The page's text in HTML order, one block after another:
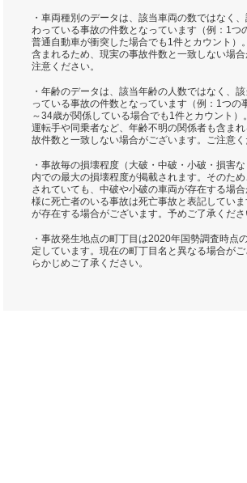
・車両種別のデータは、該当車両の数ではなく
わっている事故の件数となっています（例：1つ
普通自動車が衝突した場合でも1件とカウント）
含まれるため、現実の事故件数と一致しない場
注意ください。
・年齢のデータは、該当年齢の人数ではなく、
っている事故の件数となっています（例：1つの
～34歳が関係している場合でも1件とカウント）
運転手や同乗者など、年齢不明の関係者も含ま
故件数と一致しない場合がございます。ご注意く
・事故毎の損壊程度（大破・中破・小破・損害
内での最大の損壊程度が掲載されます。そのた
されていても、中破や小破の車両が存在する場
様に死亡者のいる事故は死亡事故と表記してい
が存在する場合がございます。予めご了承くださ
・事故発生地点の町丁目は2020年国勢調査時点
定しています。現在の町丁目名と異なる場合が
らかじめご了承ください。